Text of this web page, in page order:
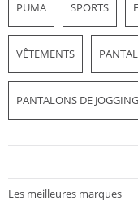
PUMA SPORTS
VÊTEMENTS
PANTALONS DE
Les meilleures marques